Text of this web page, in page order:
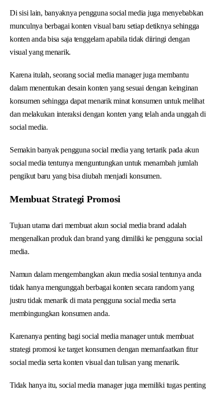
Di sisi lain, banyaknya pengguna social media juga menyebabkan
munculnya berbagai konten visual baru setiap detiknya sehingga
konten anda bisa saja tenggelam apabila tidak diiringi dengan
visual yang menarik.
Karena itulah, seorang social media manager juga membantu
dalam menentukan desain konten yang sesuai dengan keinginan
konsumen sehingga dapat menarik minat konsumen untuk melihat
dan melakukan interaksi dengan konten yang telah anda unggah di
social media.
Semakin banyak pengguna social media yang tertarik pada akun
social media tentunya menguntungkan untuk menambah jumlah
pengikut baru yang bisa diubah menjadi konsumen.
Membuat Strategi Promosi
Tujuan utama dari membuat akun social media brand adalah
mengenalkan produk dan brand yang dimiliki ke pengguna social
media.
Namun dalam mengembangkan akun media sosial tentunya anda
tidak hanya mengunggah berbagai konten secara random yang
justru tidak menarik di mata pengguna social media serta
membingungkan konsumen anda.
Karenanya penting bagi social media manager untuk membuat
strategi promosi ke target konsumen dengan memanfaatkan fitur
social media serta konten visual dan tulisan yang menarik.
Tidak hanya itu, social media manager juga memiliki tugas penting